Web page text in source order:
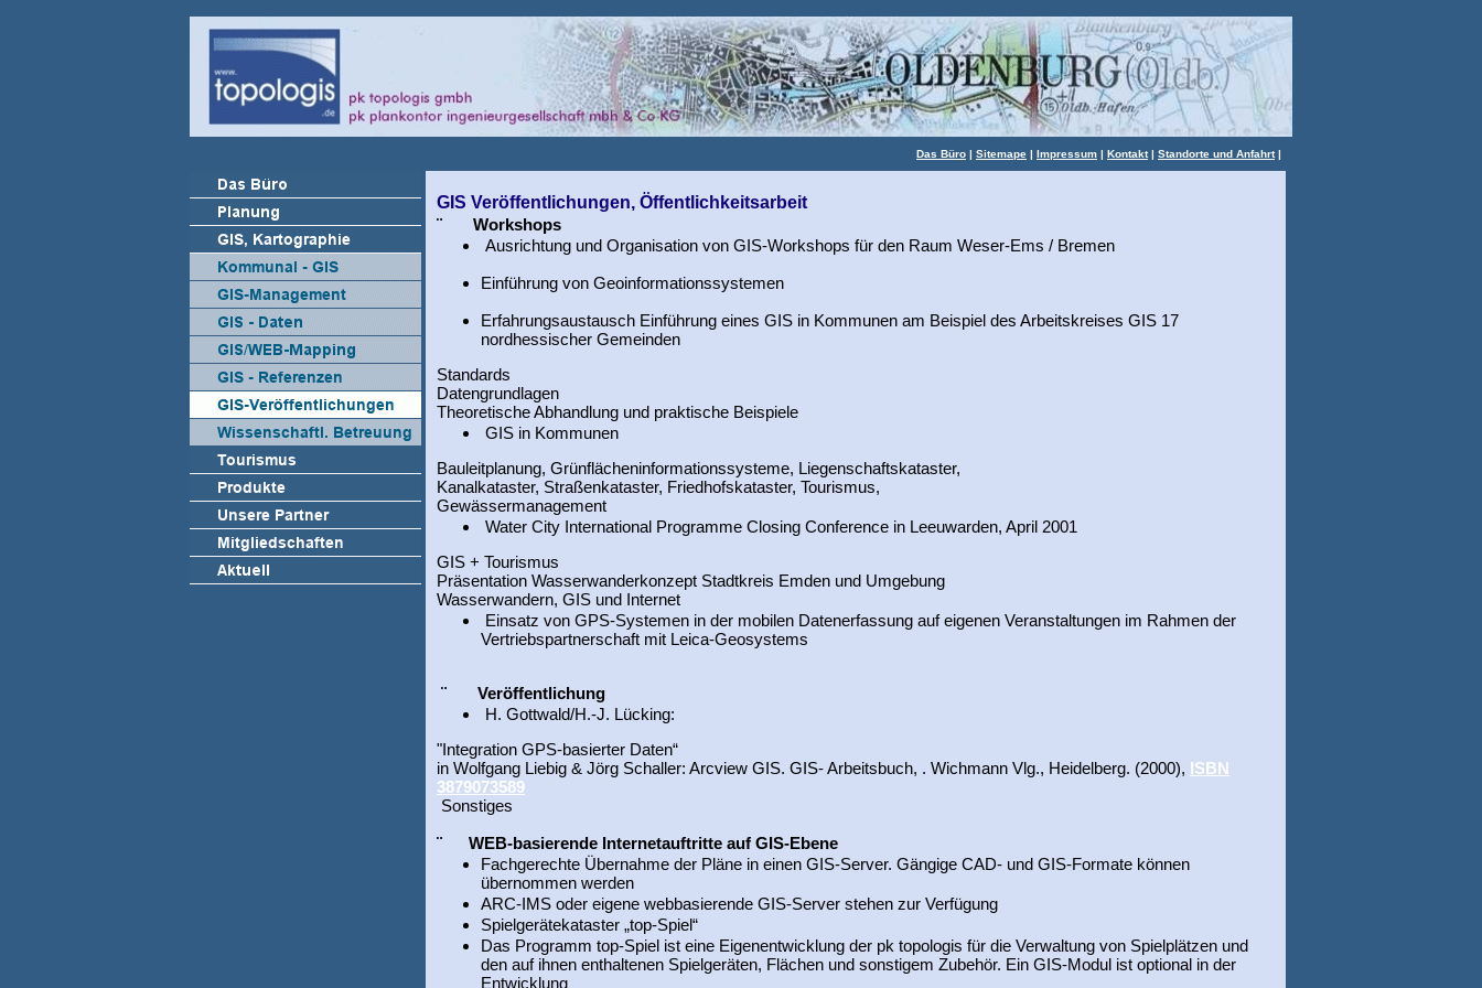
Das Büro | Sitemape | Impressum | Kontakt| Standorte und Anfahrt|
GIS Veröffentlichungen, Öffentlichkeitsarbeit
¨ Workshops
Ausrichtung und Organisation von GIS-Workshops für den Raum Weser-Ems / Bremen
Einführung von Geoinformationssystemen
Erfahrungsaustausch Einführung eines GIS in Kommunen am Beispiel des Arbeitskreises GIS 17
nordhessischer Gemeinden
Standards
Datengrundlagen
Theoretische Abhandlung und praktische Beispiele
GIS in Kommunen
Bauleitplanung, Grünflächeninformationssysteme, Liegenschaftskataster,
Kanalkataster, Straßenkataster, Friedhofskataster, Tourismus,
Gewässermanagement
Water City International Programme Closing Conference in Leeuwarden, April 2001
GIS + Tourismus
Präsentation Wasserwanderkonzept Stadtkreis Emden und Umgebung
Wasserwandern, GIS und Internet
Einsatz von GPS-Systemen in der mobilen Datenerfassung auf eigenen Veranstaltungen im Rahmen der
Vertriebspartnerschaft mit Leica-Geosystems
¨ Veröffentlichung
H. Gottwald/H.-J. Lücking:
"Integration GPS-basierter Daten“
in Wolfgang Liebig & Jörg Schaller: Arcview GIS. GIS- Arbeitsbuch, . Wichmann Vlg., Heidelberg. (2000), ISBN
3879073589
Sonstiges
¨ WEB-basierende Internetauftritte auf GIS-Ebene
Fachgerechte Übernahme der Pläne in einen GIS-Server. Gängige CAD- und GIS-Formate können
übernommen werden
ARC-IMS oder eigene webbasierende GIS-Server stehen zur Verfügung
Spielgerätekataster „top-Spiel“
Das Programm top-Spiel ist eine Eigenentwicklung der pk topologis für die Verwaltung von Spielplätzen und
den auf ihnen enthaltenen Spielgeräten, Flächen und sonstigem Zubehör. Ein GIS-Modul ist optional in der
Entwicklung